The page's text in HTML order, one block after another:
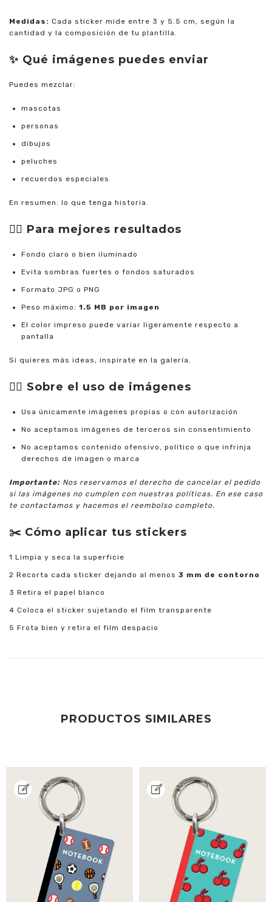
Medidas: Cada sticker mide entre 3 y 5.5 cm, según la
cantidad y la composición de tu plantilla.
✨ Qué imágenes puedes enviar
Puedes mezclar:
mascotas
personas
dibujos
peluches
recuerdos especiales
En resumen: lo que tenga historia.
👉🏼 Para mejores resultados
Fondo claro o bien iluminado
Evita sombras fuertes o fondos saturados
Formato JPG o PNG
Peso máximo: 1.5 MB por imagen
El color impreso puede variar ligeramente respecto a
pantalla
Si quieres más ideas, inspírate en la galería.
👉🏼 Sobre el uso de imágenes
Usa únicamente imágenes propias o con autorización
No aceptamos imágenes de terceros sin consentimiento
No aceptamos contenido ofensivo, político o que infrinja
derechos de imagen o marca
Importante: Nos reservamos el derecho de cancelar el pedido
si las imágenes no cumplen con nuestras políticas. En ese caso
te contactamos y hacemos el reembolso completo.
✂️ Cómo aplicar tus stickers
Limpia y seca la superficie
Recorta cada sticker dejando al menos 3 mm de contorno
Retira el papel blanco
Coloca el sticker sujetando el film transparente
Frota bien y retira el film despacio
PRODUCTOS SIMILARES